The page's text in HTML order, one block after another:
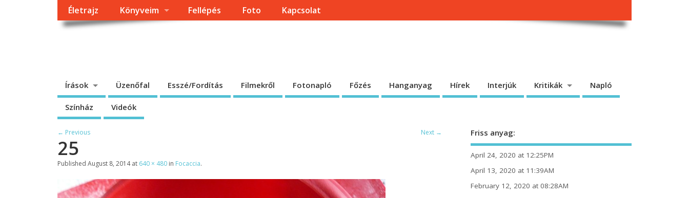
Életrajz Könyveim Fellépés Foto Kapcsolat
Írások Üzenőfal Esszé/Fordítás Filmekről Fotonapló Főzés Hanganyag Hírek Interjúk Kritikák Napló
Színház Videók
← Previous Next →
25
Published August 8, 2014at 640 × 480 in Focaccia.
Friss anyag:
April 24, 2020 at 12:25PM
April 13, 2020 at 11:39AM
February 12, 2020 at 08:28AM